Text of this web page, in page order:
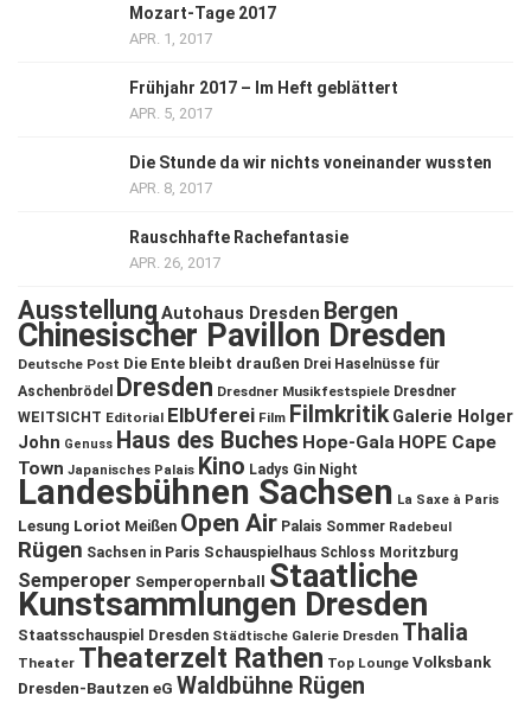
Mozart-Tage 2017
APR. 1, 2017
Frühjahr 2017 – Im Heft geblättert
APR. 5, 2017
Die Stunde da wir nichts voneinander wussten
APR. 8, 2017
Rauschhafte Rachefantasie
APR. 26, 2017
Ausstellung Autohaus Dresden Bergen
Chinesischer Pavillon Dresden
Deutsche Post Die Ente bleibt draußen Drei Haselnüsse für
Aschenbrödel
Dresden Dresdner Musikfestspiele Dresdner
WEITSICHT Editorial ElbUferei Film Filmkritik Galerie Holger
John Genuss Haus des Buches Hope-Gala HOPE Cape
Town Japanisches Palais Kino Ladys Gin Night
Landesbühnen Sachsen La Saxe à Paris
Lesung Loriot Meißen Open Air Palais Sommer Radebeul
Rügen Sachsen in Paris Schauspielhaus Schloss Moritzburg
Semperoper Semperopernball Staatliche
Kunstsammlungen Dresden
Staatsschauspiel Dresden Städtische Galerie Dresden Thalia
Theater Theaterzelt Rathen Top Lounge Volksbank
Dresden-Bautzen eG Waldbühne Rügen